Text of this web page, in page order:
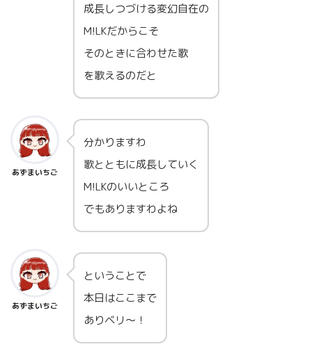
成長しつづける変幻自在の
M!LKだからこそ
そのときに合わせた歌
を歌えるのだと
あずまいちご
分かりますわ
歌とともに成長していく
M!LKのいいところ
でもありますわよね
あずまいちご
ということで
本日はここまで
ありベリ～！